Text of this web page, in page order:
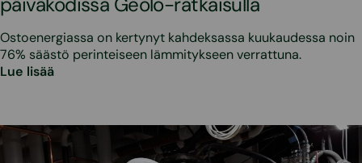
Ostoenergiassa on kertynyt kahdeksassa kuukaudessa noin
76% säästö perinteiseen lämmitykseen verrattuna.
Lue lisää